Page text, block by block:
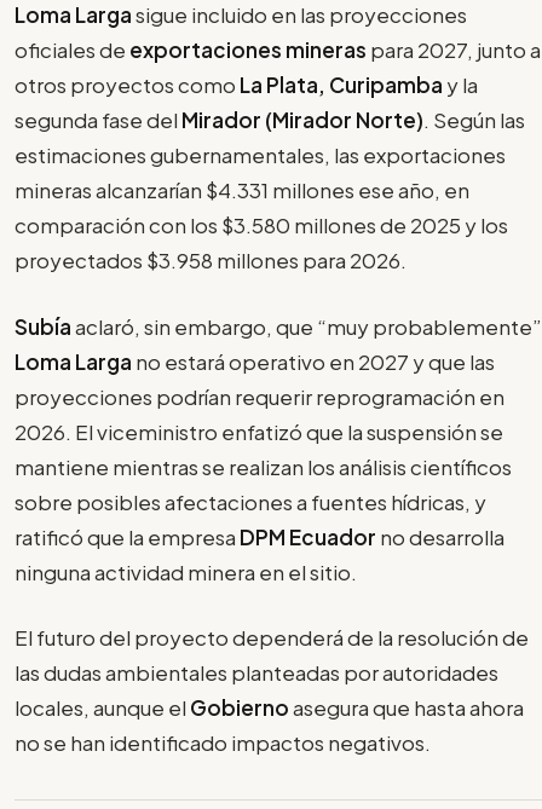
Loma Largasigue incluido en las proyecciones
oficiales de exportaciones mineras para 2027, junto a
otros proyectos como La Plata, Curipamba y la
segunda fase del Mirador (Mirador Norte). Según las
estimaciones gubernamentales, las exportaciones
mineras alcanzarían $4.331 millones ese año, en
comparación con los $3.580 millones de 2025 y los
proyectados $3.958 millones para 2026.
Subíaaclaró, sin embargo, que “muy probablemente”
Loma Larga no estará operativo en 2027 y que las
proyecciones podrían requerir reprogramación en
2026. El viceministro enfatizó que la suspensión se
mantiene mientras se realizan los análisis científicos
sobre posibles afectaciones a fuentes hídricas, y
ratificó que la empresa DPM Ecuador no desarrolla
ninguna actividad minera en el sitio.
El futuro del proyecto dependerá de la resolución de
las dudas ambientales planteadas por autoridades
locales, aunque el Gobiernoasegura que hasta ahora
no se han identificado impactos negativos.